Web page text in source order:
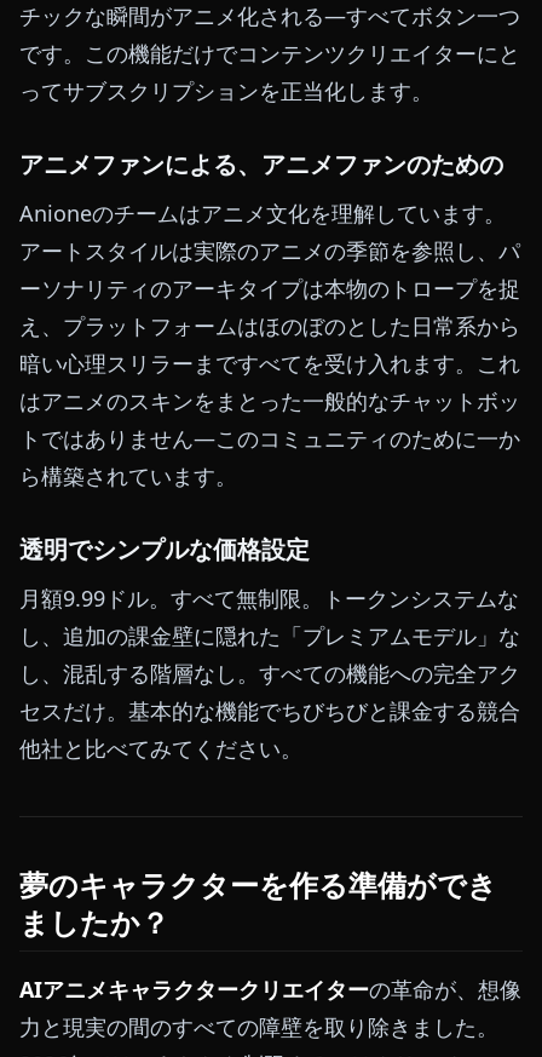
チックな瞬間がアニメ化される—すべてボタン一つ
です。この機能だけでコンテンツクリエイターにと
ってサブスクリプションを正当化します。
アニメファンによる、アニメファンのための
Anioneのチームはアニメ文化を理解しています。
アートスタイルは実際のアニメの季節を参照し、パ
ーソナリティのアーキタイプは本物のトロープを捉
え、プラットフォームはほのぼのとした日常系から
暗い心理スリラーまですべてを受け入れます。これ
はアニメのスキンをまとった一般的なチャットボッ
トではありません—このコミュニティのために一か
ら構築されています。
透明でシンプルな価格設定
月額9.99ドル。すべて無制限。トークンシステムな
し、追加の課金壁に隠れた「プレミアムモデル」な
し、混乱する階層なし。すべての機能への完全アク
セスだけ。基本的な機能でちびちびと課金する競合
他社と比べてみてください。
夢のキャラクターを作る準備ができ
ましたか？
AIアニメキャラクタークリエイターの革命が、想像
力と現実の間のすべての障壁を取り除きました。